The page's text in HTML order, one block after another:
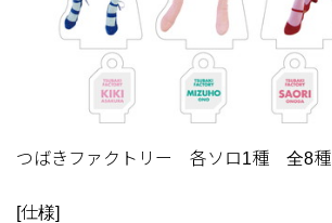
つばきファクトリー 各ソロ1種 全8種
[仕様]